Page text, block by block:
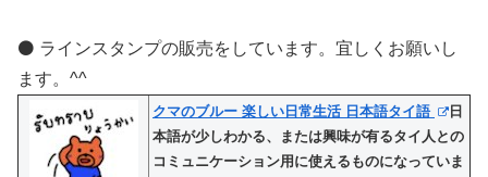
⚫️ ラインスタンプの販売をしています。宜しくお願いし
ます。^^
クマのブルー 楽しい日常生活 日本語タイ語
日
本語が少しわかる、または興味が有るタイ人との
コミュニケーション用に使えるものになっていま